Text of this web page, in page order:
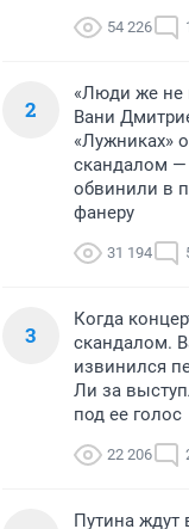
54 226
2
«Люди же не
Вани
«Лужниках»
скандалом —
обвинили в
фанеру
31 194
3
Когда
скандалом.
извинился
Ли за
под ее голос
22 206
Путина ждут